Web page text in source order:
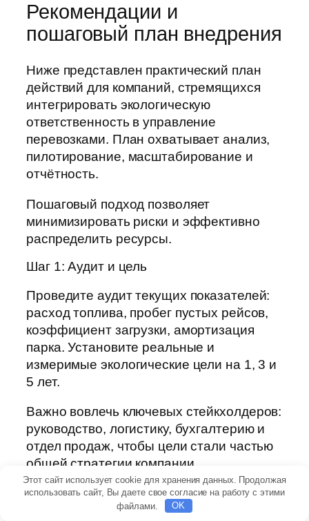
Рекомендации и
пошаговый план внедрения
Ниже представлен практический план
действий для компаний, стремящихся
интегрировать экологическую
ответственность в управление
перевозками. План охватывает анализ,
пилотирование, масштабирование и
отчётность.
Пошаговый подход позволяет
минимизировать риски и эффективно
распределить ресурсы.
Шаг 1: Аудит и цель
Проведите аудит текущих показателей:
расход топлива, пробег пустых рейсов,
коэффициент загрузки, амортизация
парка. Установите реальные и
измеримые экологические цели на 1, 3 и
5 лет.
Важно вовлечь ключевых стейкхолдеров:
руководство, логистику, бухгалтерию и
отдел продаж, чтобы цели стали частью
общей стратегии компании.
Шаг 2: Пилотные проекты
Этот сайт использует cookie для хранения данных. Продолжая
использовать сайт, Вы даете свое согласие на работу с этими
файлами.
OK